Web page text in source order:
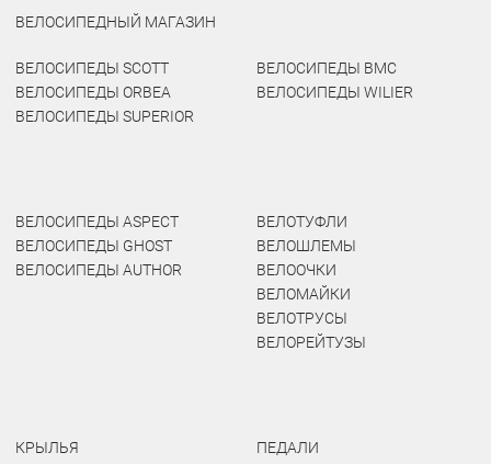
ВЕЛОСИПЕДНЫЙ МАГАЗИН
ВЕЛОСИПЕДЫ SCOTT
ВЕЛОСИПЕДЫ ORBEA
ВЕЛОСИПЕДЫ SUPERIOR
ВЕЛОСИПЕДЫ BMC
ВЕЛОСИПЕДЫ WILIER
ВЕЛОСИПЕДЫ ASPECT
ВЕЛОСИПЕДЫ GHOST
ВЕЛОСИПЕДЫ AUTHOR
ВЕЛОТУФЛИ
ВЕЛОШЛЕМЫ
ВЕЛООЧКИ
ВЕЛОМАЙКИ
ВЕЛОТРУСЫ
ВЕЛОРЕЙТУЗЫ
КРЫЛЬЯ
ПЕДАЛИ